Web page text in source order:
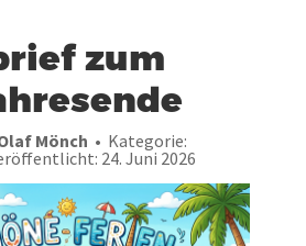
zum
Mönch
Kategorie:
24. Juni 2026